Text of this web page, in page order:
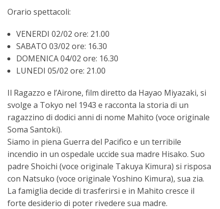
Eventi
Tariffe
Contatti
Orario spettacoli:
VENERDI 02/02 ore: 21.00
SABATO 03/02 ore: 16.30
DOMENICA 04/02 ore: 16.30
LUNEDI 05/02 ore: 21.00
Il Ragazzo e l’Airone, film diretto da Hayao Miyazaki, si
svolge a Tokyo nel 1943 e racconta la storia di un
ragazzino di dodici anni di nome Mahito (voce originale
Soma Santoki).
Siamo in piena Guerra del Pacifico e un terribile
incendio in un ospedale uccide sua madre Hisako. Suo
padre Shoichi (voce originale Takuya Kimura) si risposa
con Natsuko (voce originale Yoshino Kimura), sua zia.
La famiglia decide di trasferirsi e in Mahito cresce il
forte desiderio di poter rivedere sua madre.